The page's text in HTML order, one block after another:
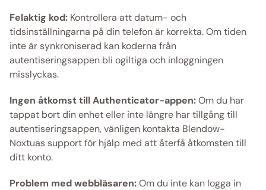
Felaktig kod: Kontrollera att datum- och
tidsinställningarna på din telefon är korrekta. Om tiden
inte är synkroniserad kan koderna från
autentiseringsappen bli ogiltiga och inloggningen
misslyckas.
Ingen åtkomst till Authenticator-appen: Om du har
tappat bort din enhet eller inte längre har tillgång till
autentiseringsappen, vänligen kontakta Blendow-
Noxtuas support för hjälp med att återfå åtkomsten till
ditt konto.
Problem med webbläsaren: Om du inte kan logga in